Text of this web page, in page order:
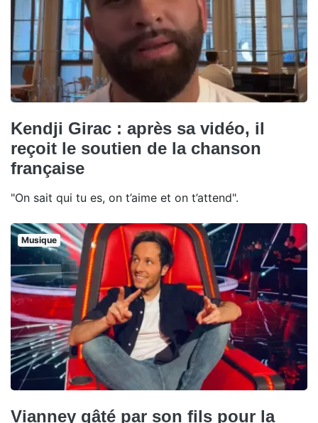
Kendji Girac : après sa vidéo, il
reçoit le soutien de la chanson
française
"On sait qui tu es, on t’aime et on t’attend".
Musique
Vianney gâté par son fils pour la